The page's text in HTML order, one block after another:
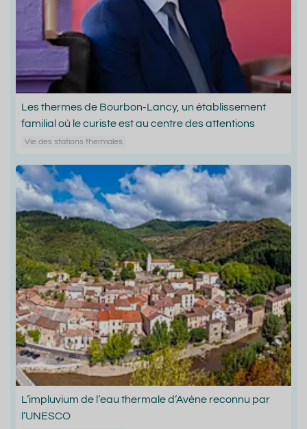
Les thermes de Bourbon-Lancy, un établissement
familial où le curiste est au centre des attentions
Vie des stations thermales
L’impluvium de l’eau thermale d’Avène reconnu par
l’UNESCO